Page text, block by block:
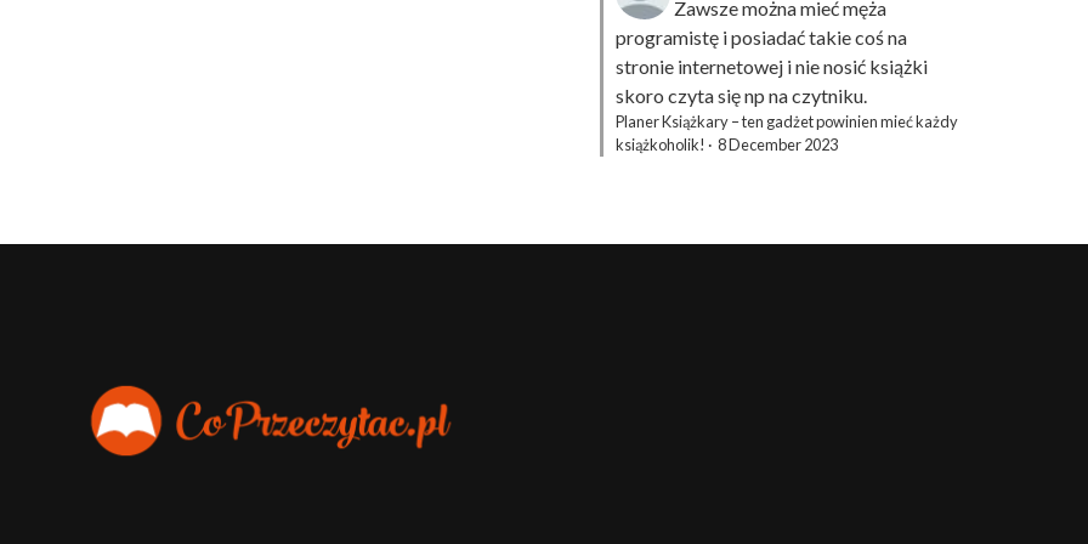
Zawsze można mieć męża
programistę i posiadać takie coś na
stronie internetowej i nie nosić książki
skoro czyta się np na czytniku.
Planer Książkary – ten gadżet powinien mieć każdy
książkoholik! · 8 December 2023